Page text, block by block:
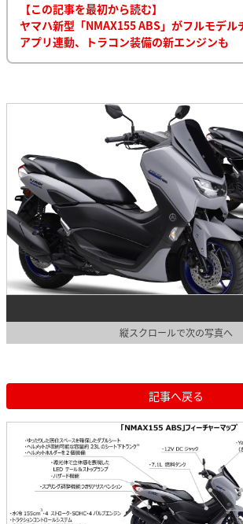
【この記事を最初から読む】
ヤマハ新型「NMAX155 ABS」がフルモデル
アプリ連動、トラコン装備の新エンジンも
縦スクロールで次の写真へ
記事へ戻る